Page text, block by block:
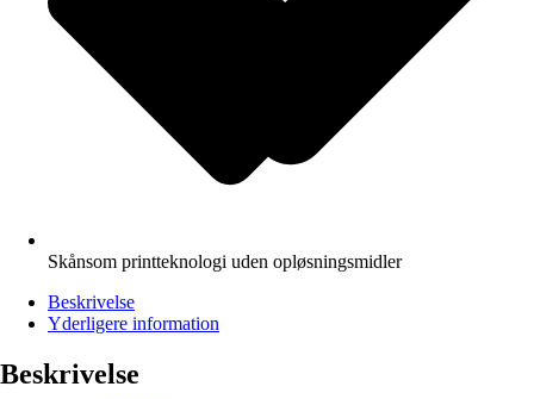
Skånsom printteknologi uden opløsningsmidler
Beskrivelse
Yderligere information
Beskrivelse